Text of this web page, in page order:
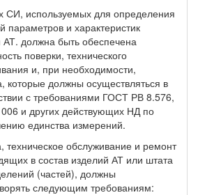
СИ, используемых для определения
параметров и характеристик
АТ. должна быть обеспечена
поверки, технического
и, при необходимости,
которые должны осуществляться в
с требованиями ГОСТ РВ 8.576,
и других действующих НД по
единства измерений.
техническое обслуживание и ремонт
в состав изделий АТ или штата
(частей), должны
следующим требованиям: